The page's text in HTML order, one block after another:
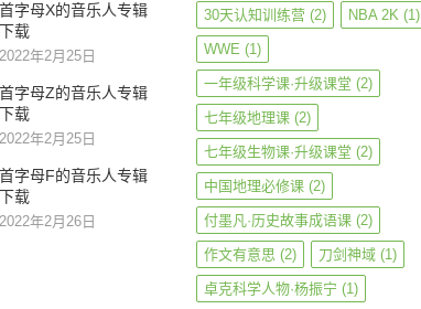
首字母X的音乐人专辑
下载
2022年2月25日
首字母Z的音乐人专辑
下载
2022年2月25日
首字母F的音乐人专辑
下载
2022年2月26日
30天认知训练营(2) NBA 2K(1)
WWE (1)
一年级科学课·升级课堂 (2)
七年级地理课(2)
七年级生物课·升级课堂 (2)
中国地理必修课(2)
付墨凡·历史故事成语课(2)
作文有意思 (2) 刀剑神域(1)
卓克科学人物·杨振宁 (1)